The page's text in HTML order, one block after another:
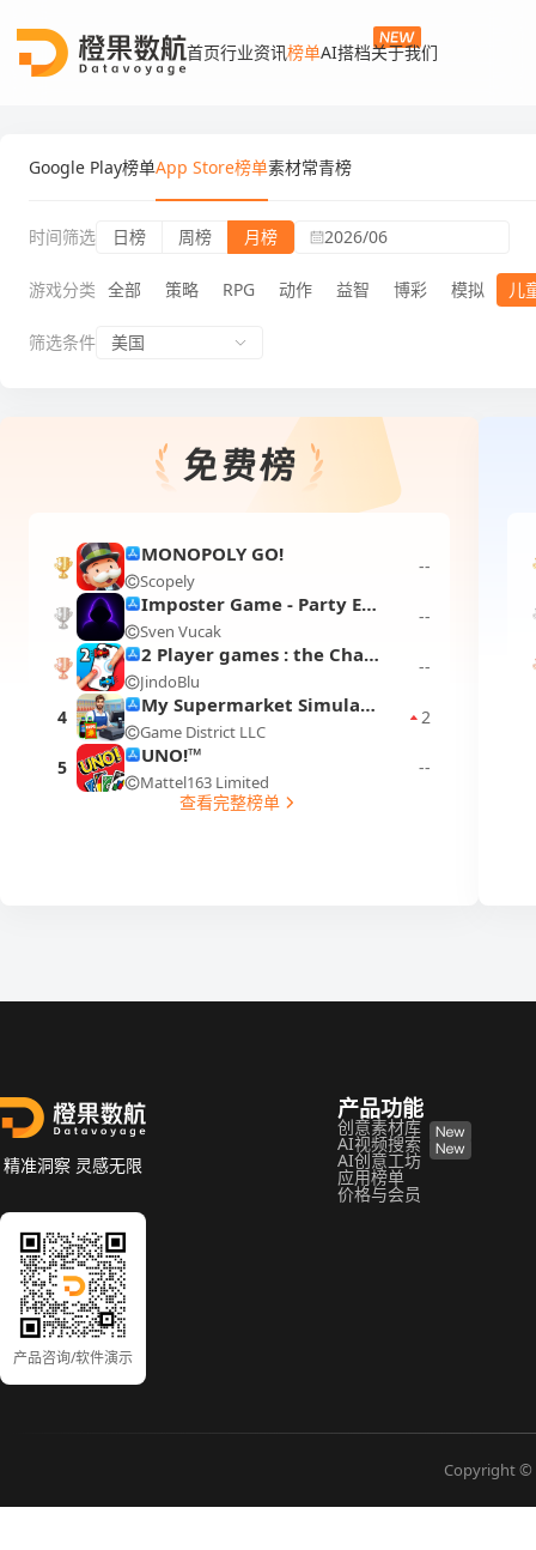
首页行业资讯榜单AI搭档关于我们
Google Play榜单App Store榜单素材常青榜
时间筛选 日榜 周榜 月榜 2026/06
游戏分类 全部 策略 RPG 动作 益智 博彩 模拟 儿
筛选条件 美国
MONOPOLY GO!
Scopely
--
Imposter Game - Party Edition
Sven Vucak
--
2 Player games : the Challenge
JindoBlu
--
4
My Supermarket Simulator 3D®
Game District LLC
2
5
UNO!™
Mattel163 Limited
--
查看完整榜单
精准洞察 灵感无限
产品咨询/软件演示
产品功能
创意素材库
AI视频搜索
AI创意工坊
应用榜单
价格与会员
Copyright ©